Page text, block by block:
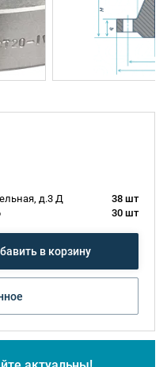
д.3 Д
38 шт
30 шт
в корзину